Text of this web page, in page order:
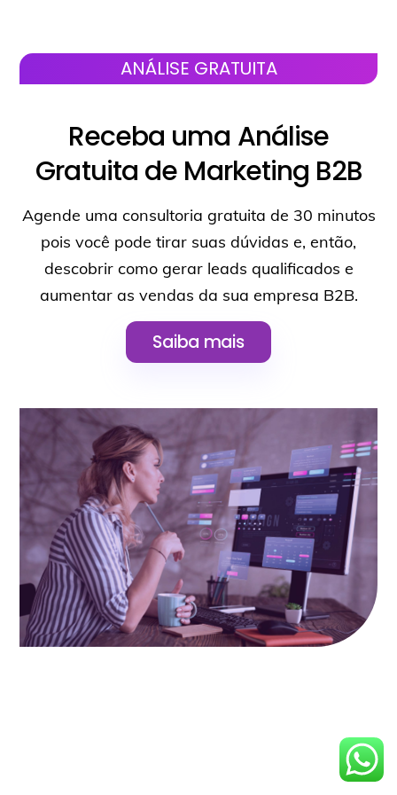
content
ANÁLISE GRATUITA
Receba uma Análise
Gratuita de Marketing B2B
Agende uma consultoria gratuita de 30 minutos
pois você pode tirar suas dúvidas e, então,
descobrir como gerar leads qualificados e
aumentar as vendas da sua empresa B2B.
Saiba mais